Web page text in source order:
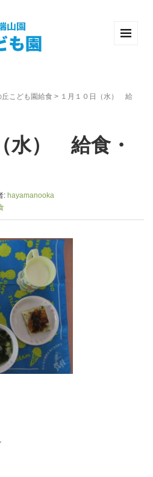
丘こども園給食 > １月１０日（水） 給
水） 給食・
: hayamanooka